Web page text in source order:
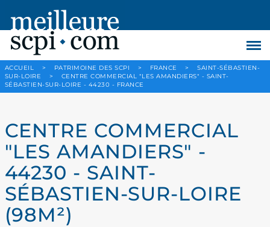
ACCUEIL > PATRIMOINE DES SCPI > FRANCE >
SAINT-SÉBASTIEN-
SUR-LOIRE
>
CENTRE COMMERCIAL "LES AMANDIERS" - SAINT-
SÉBASTIEN-SUR-LOIRE - 44230 - FRANCE
CENTRE COMMERCIAL
"LES AMANDIERS" -
44230 - SAINT-
SÉBASTIEN-SUR-LOIRE
(98M²)